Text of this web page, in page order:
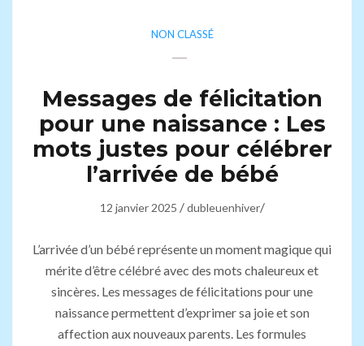
NON CLASSÉ
Messages de félicitation
pour une naissance : Les
mots justes pour célébrer
l’arrivée de bébé
12 janvier 2025 /dubleuenhiver/
L’arrivée d’un bébé représente un moment magique qui
mérite d’être célébré avec des mots chaleureux et
sincères. Les messages de félicitations pour une
naissance permettent d’exprimer sa joie et son
affection aux nouveaux parents. Les formules